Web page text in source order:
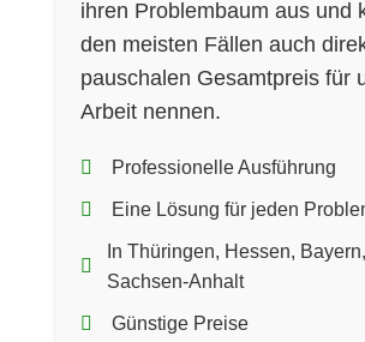
ihren Problembaum aus und
den meisten Fällen auch
pauschalen Gesamtpreis für
Arbeit nennen.
Professionelle Ausführung
Eine Lösung für jeden
In Thüringen, Hessen,
Sachsen-Anhalt
Günstige Preise